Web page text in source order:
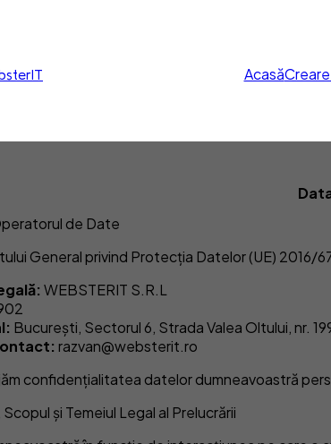
Acasă
de Date
General privind Protecția Datelor (UE)
WEBSTERIT S.R.L
București, Sectorul 6, Strada Valea Oltului, nr.
razvan@websterit.ro
confidențialitatea datelor dumneavoastră
și Temeiul Legal al Prelucrării